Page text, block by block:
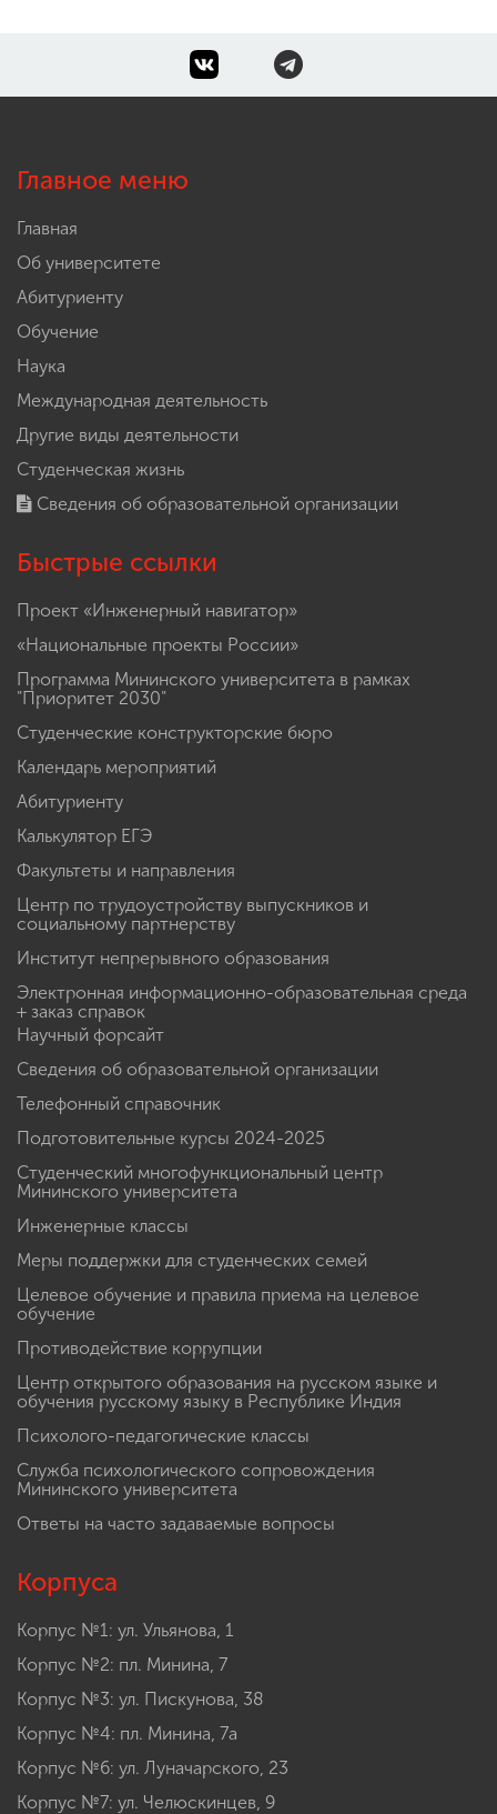
Главное меню
Главная
Об университете
Абитуриенту
Обучение
Наука
Международная деятельность
Другие виды деятельности
Студенческая жизнь
Сведения об образовательной организации
Быстрые ссылки
Проект «Инженерный навигатор»
«Национальные проекты России»
Программа Мининского университета в рамках
"Приоритет 2030"
Студенческие конструкторские бюро
Календарь мероприятий
Абитуриенту
Калькулятор ЕГЭ
Факультеты и направления
Центр по трудоустройству выпускников и
социальному партнерству
Институт непрерывного образования
Электронная информационно-образовательная среда
+ заказ справок
Научный форсайт
Сведения об образовательной организации
Телефонный справочник
Подготовительные курсы 2024-2025
Студенческий многофункциональный центр
Мининского университета
Инженерные классы
Меры поддержки для студенческих семей
Целевое обучение и правила приема на целевое
обучение
Противодействие коррупции
Центр открытого образования на русском языке и
обучения русскому языку в Республике Индия
Психолого-педагогические классы
Служба психологического сопровождения
Мининского университета
Ответы на часто задаваемые вопросы
Корпуса
Корпус №1: ул. Ульянова, 1
Корпус №2: пл. Минина, 7
Корпус №3: ул. Пискунова, 38
Корпус №4: пл. Минина, 7а
Корпус №6: ул. Луначарского, 23
Корпус №7: ул. Челюскинцев, 9